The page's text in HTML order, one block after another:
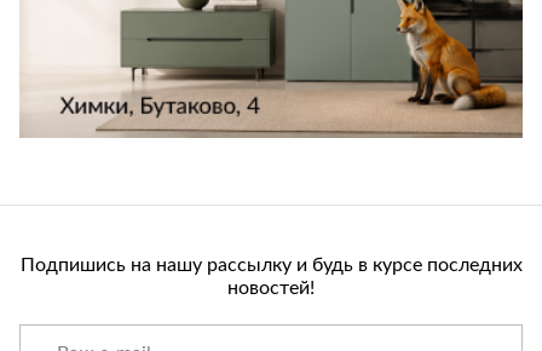
Подпишись на нашу рассылку и будь в курсе последних
новостей!